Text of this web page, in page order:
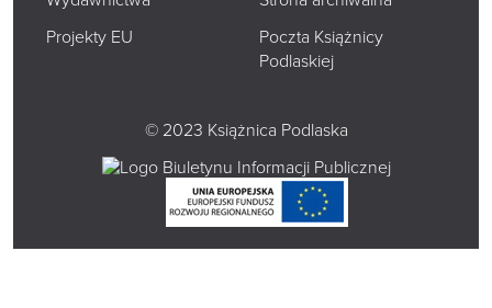
Projekty EU
Poczta Książnicy
Podlaskiej
© 2023 Książnica Podlaska